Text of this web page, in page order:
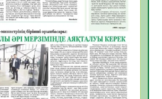
облысы полиция
мыңнан астам
қамтамасыз етті
37
«САНАЛЫ ҰРПАҚ –
АТТЫ КЕҢЕЙТІЛГЕН